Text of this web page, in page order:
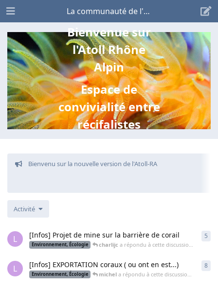
Bienvenue sur
l'Atoll Rhône
Alpin
Espace de
convivialité entre
récifalistes
Bienvenu sur la nouvelle version de l'Atoll-RA
La communauté de l'Atoll
Activité
L [Infos] Projet de mine sur la barrière de corail
Environnement, Écologie charlijc a répondu à cette discussion
5
L [Infos] EXPORTATION coraux ( ou ont en est...)
Environnement, Écologie michel a répondu à cette discussion
8